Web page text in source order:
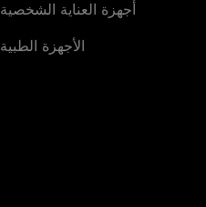
أجهزة العناية الشخصية
الأجهزة الطبية